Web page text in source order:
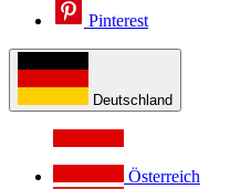
Pinterest
Deutschland
Österreich